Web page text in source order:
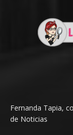
Fernanda Tapia,
de Noticias